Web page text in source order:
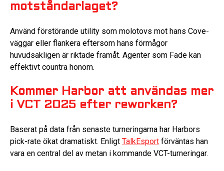
motståndarlaget?
Använd förstörande utility som molotovs mot hans Cove-
väggar eller flankera eftersom hans förmågor
huvudsakligen är riktade framåt. Agenter som Fade kan
effektivt countra honom.
Kommer Harbor att användas mer
i VCT 2025 efter reworken?
Baserat på data från senaste turneringarna har Harbors
pick-rate ökat dramatiskt. Enligt TalkEsport förväntas han
vara en central del av metan i kommande VCT-turneringar.